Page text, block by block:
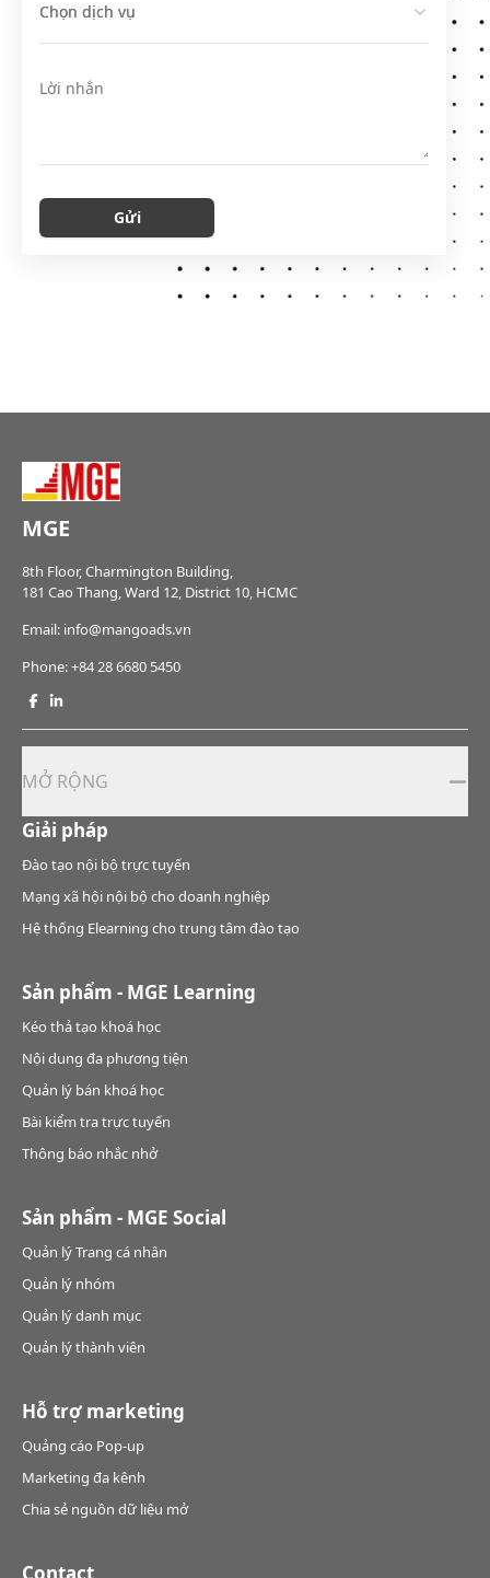
Chọn dịch vụ
Chọn dịch vụ
Lời nhắn
Gửi
MGE
8th Floor, Charmington Building,
181 Cao Thang, Ward 12, District 10, HCMC
Email: info@mangoads.vn
Phone:+84 28 6680 5450
MỞ RỘNG
Giải pháp
Đào tạo nội bộ trực tuyến
Mạng xã hội nội bộ cho doanh nghiệp
Hệ thống Elearning cho trung tâm đào tạo
Sản phẩm - MGE Learning
Kéo thả tạo khoá học
Nội dung đa phương tiện
Quản lý bán khoá học
Bài kiểm tra trực tuyến
Thông báo nhắc nhở
Sản phẩm - MGE Social
Quản lý Trang cá nhân
Quản lý nhóm
Quản lý danh mục
Quản lý thành viên
Hỗ trợ marketing
Quảng cáo Pop-up
Marketing đa kênh
Chia sẻ nguồn dữ liệu mở